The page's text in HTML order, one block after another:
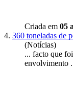
Criada em 05
4. 360 toneladas de
(Notícias)
... facto que
envolvimento